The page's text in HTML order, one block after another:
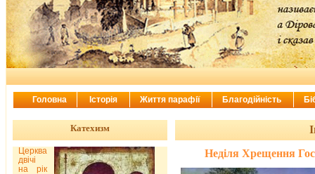
Неділя Хрещення
Катехизм
Церква
двічі
на рік
Головна Історія Життя парафії Благодійність